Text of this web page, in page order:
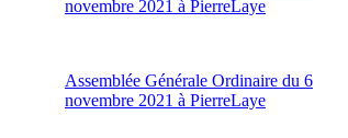
novembre 2021 à PierreLaye
Assemblée Générale Ordinaire du 6
novembre 2021 à PierreLaye